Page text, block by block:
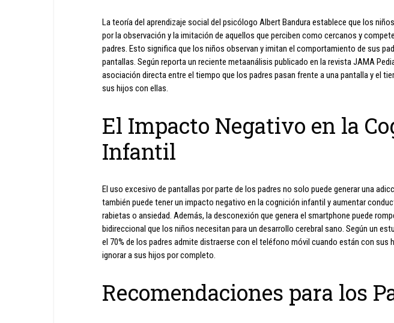
La teoría del aprendizaje social del psicólogo Albert Bandura establece que los
por la observación y la imitación de aquellos que perciben como cercanos y
padres. Esto significa que los niños observan y imitan el comportamiento de sus
pantallas. Según reporta un reciente metaanálisis publicado en la revista JAMA
asociación directa entre el tiempo que los padres pasan frente a una pantalla y el
sus hijos con ellas.
El Impacto Negativo en la
Infantil
El uso excesivo de pantallas por parte de los padres no solo puede generar una
también puede tener un impacto negativo en la cognición infantil y aumentar
rabietas o ansiedad. Además, la desconexión que genera el smartphone puede
bidireccional que los niños necesitan para un desarrollo cerebral sano. Según un
el 70% de los padres admite distraerse con el teléfono móvil cuando están con sus
ignorar a sus hijos por completo.
Recomendaciones para los